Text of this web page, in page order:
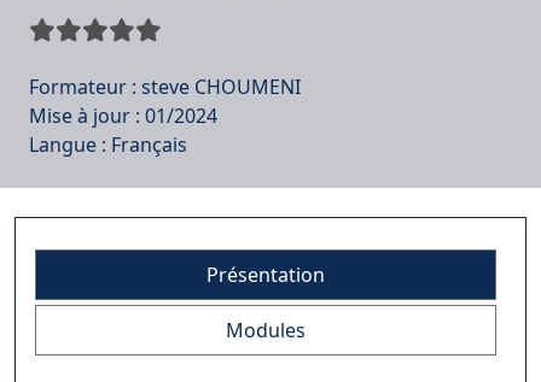
Formateur : steve CHOUMENI
Mise à jour : 01/2024
Langue : Français
Présentation
Modules